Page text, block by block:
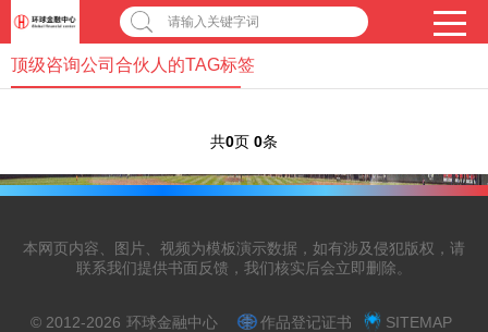
请输入关键字词
顶级咨询公司合伙人的TAG标签
共0页 0条
本网页内容、图片、视频为模板演示数据，如有涉及侵犯版权，请
联系我们提供书面反馈，我们核实后会立即删除。
© 2012-2026 环球金融中心 作品登记证书 SITEMAP